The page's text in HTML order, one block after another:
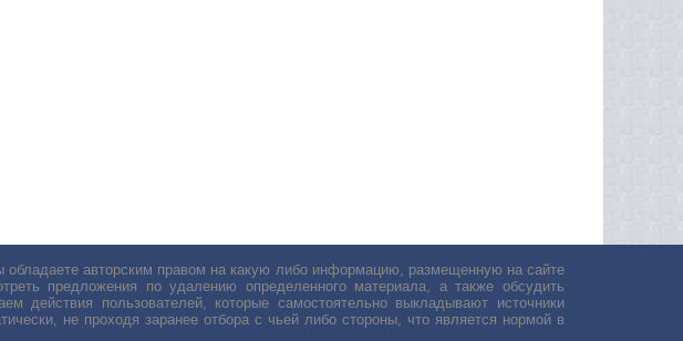
авторским правом на какую либо информацию, размещенную на сайте
предложения по удалению определенного материала, а также обсудить
действия пользователей, которые самостоятельно выкладывают источники
не проходя заранее отбора с чьей либо стороны, что является нормой в